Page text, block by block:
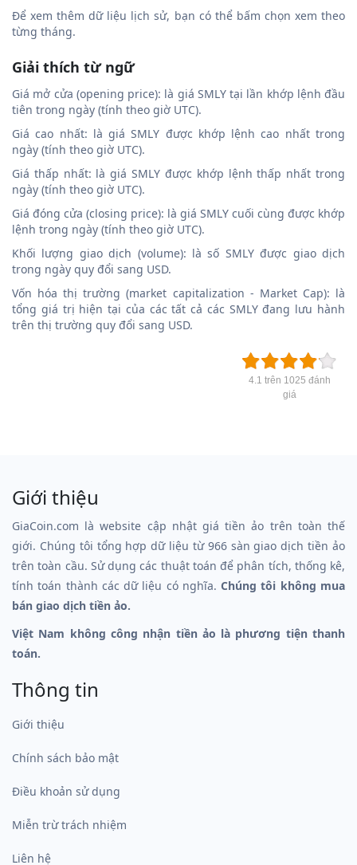
Để xem thêm dữ liệu lịch sử, bạn có thể bấm chọn xem theo
từng tháng.
Giải thích từ ngữ
Giá mở cửa (opening price): là giá SMLY tại lần khớp lệnh đầu
tiên trong ngày (tính theo giờ UTC).
Giá cao nhất: là giá SMLY được khớp lệnh cao nhất trong
ngày (tính theo giờ UTC).
Giá thấp nhất: là giá SMLY được khớp lệnh thấp nhất trong
ngày (tính theo giờ UTC).
Giá đóng cửa (closing price): là giá SMLY cuối cùng được khớp
lệnh trong ngày (tính theo giờ UTC).
Khối lượng giao dịch (volume): là số SMLY được giao dịch
trong ngày quy đổi sang USD.
Vốn hóa thị trường (market capitalization - Market Cap): là
tổng giá trị hiện tại của các tất cả các SMLY đang lưu hành
trên thị trường quy đổi sang USD.
4.1 trên 1025 đánh
giá
Giới thiệu
GiaCoin.com là website cập nhật giá tiền ảo trên toàn thế
giới. Chúng tôi tổng hợp dữ liệu từ 966 sàn giao dịch tiền ảo
trên toàn cầu. Sử dụng các thuật toán để phân tích, thống kê,
tính toán thành các dữ liệu có nghĩa.Chúng tôi không mua
bán giao dịch tiền ảo.
Việt Nam không công nhận tiền ảo là phương tiện thanh
toán.
Thông tin
Giới thiệu
Chính sách bảo mật
Điều khoản sử dụng
Miễn trừ trách nhiệm
Liên hệ